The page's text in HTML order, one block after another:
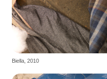
Biella, 2010